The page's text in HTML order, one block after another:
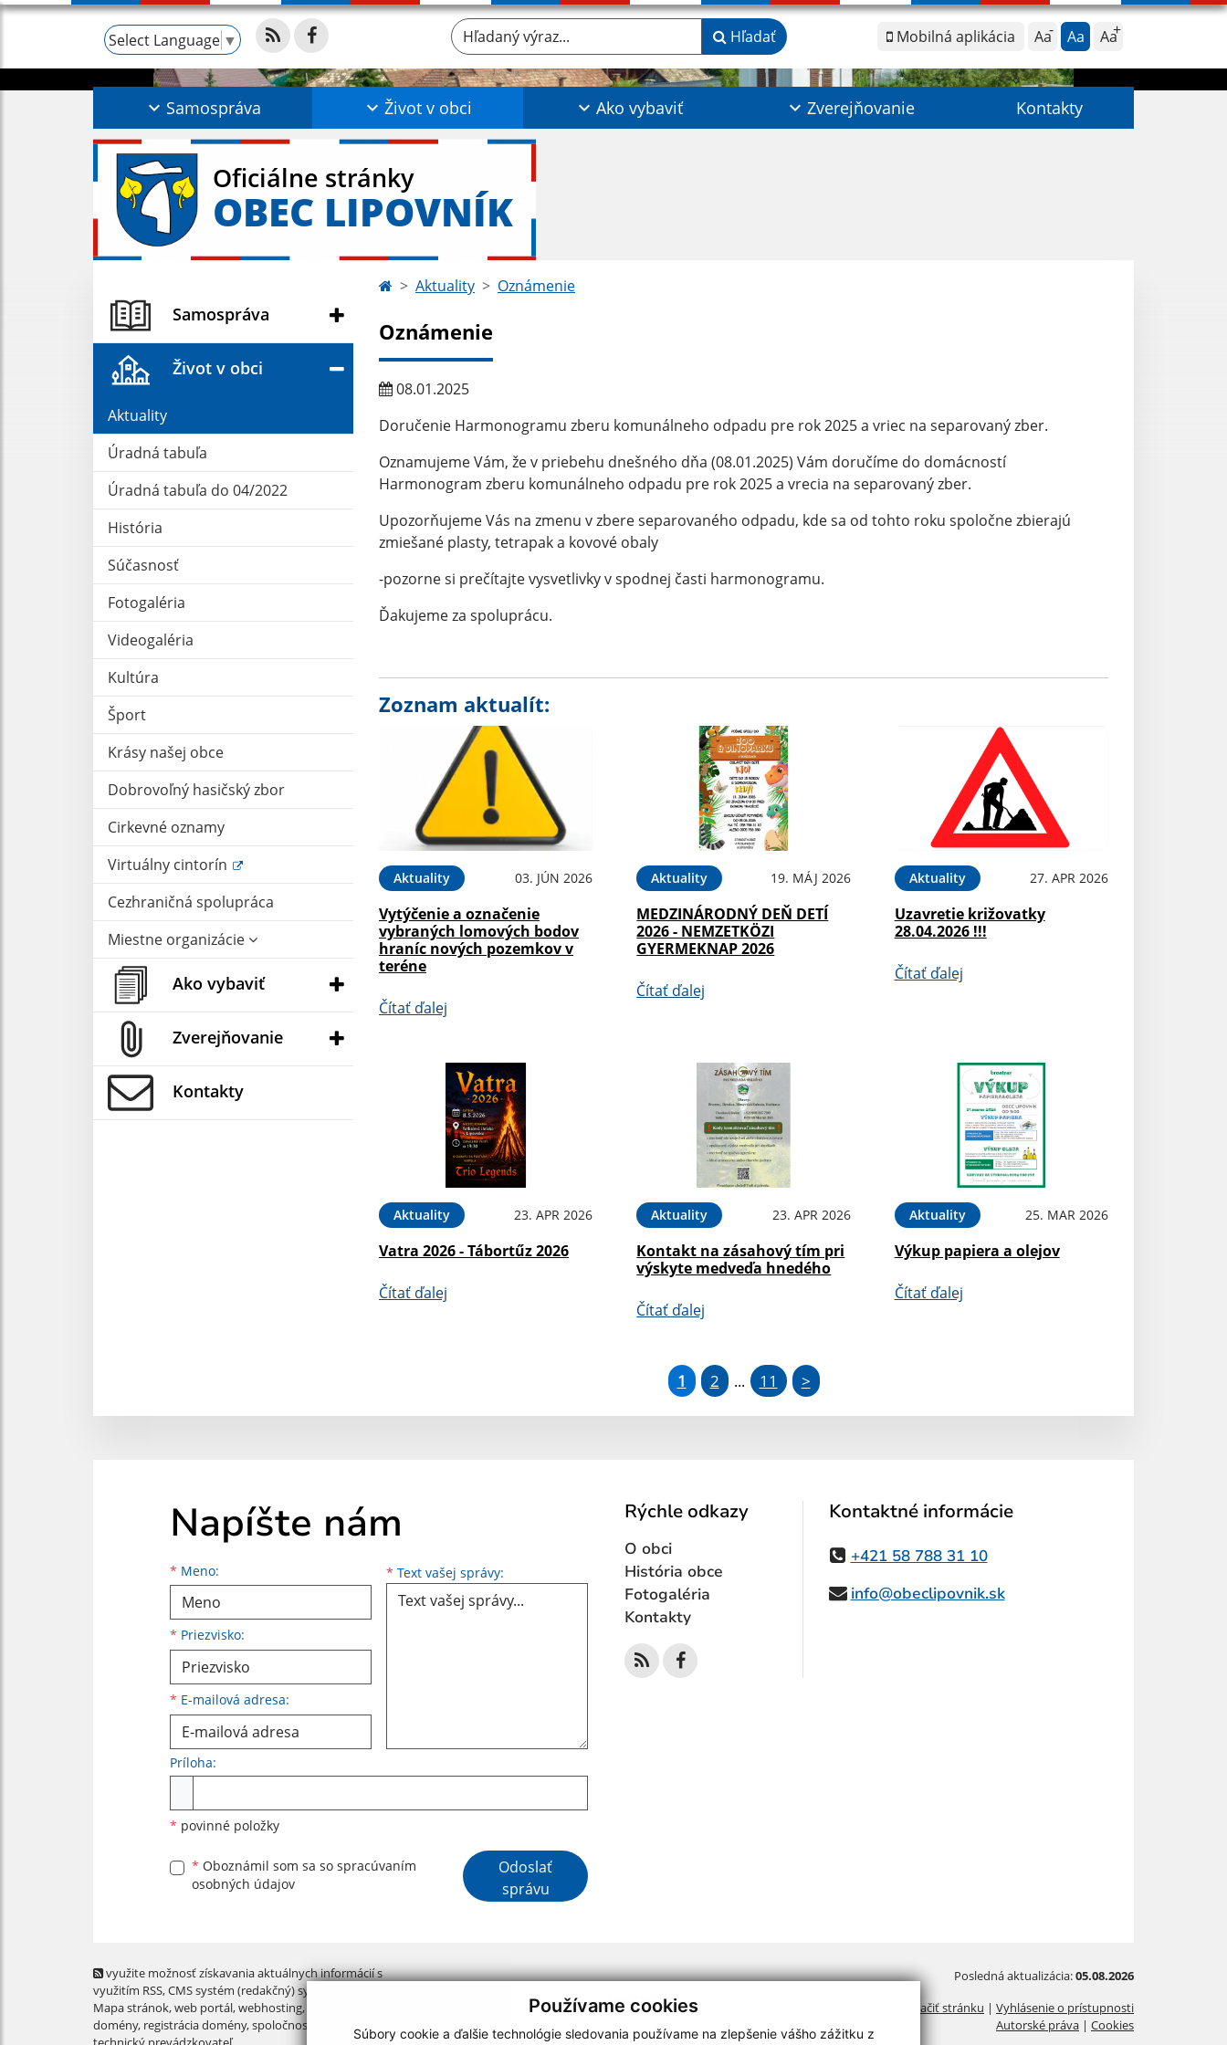
Používame cookies
Súbory cookie a ďalšie technológie sledovania používame na zlepšenie vášho zážitku z
Select Language ▼ Mobilná aplikácia Aa Aa Aa
Hľadaný výraz... Hľadať
Samospráva Život v obci Ako vybaviť Zverejňovanie Kontakty
Oficiálne stránky
OBEC LIPOVNÍK
Samospráva
Život v obci
Aktuality
Úradná tabuľa
Úradná tabuľa do 04/2022
História
Súčasnosť
Fotogaléria
Videogaléria
Kultúra
Šport
Krásy našej obce
Dobrovoľný hasičský zbor
Cirkevné oznamy
Virtuálny cintorín
Cezhraničná spolupráca
Miestne organizácie
Ako vybaviť
Zverejňovanie
Kontakty
Aktuality Oznámenie
Oznámenie
08.01.2025
Doručenie Harmonogramu zberu komunálneho odpadu pre rok 2025 a vriec na separovaný zber.
Oznamujeme Vám, že v priebehu dnešného dňa (08.01.2025) Vám doručíme do domácností
Harmonogram zberu komunálneho odpadu pre rok 2025 a vrecia na separovaný zber.
Upozorňujeme Vás na zmenu v zbere separovaného odpadu, kde sa od tohto roku spoločne zbierajú
zmiešané plasty, tetrapak a kovové obaly
-pozorne si prečítajte vysvetlivky v spodnej časti harmonogramu.
Ďakujeme za spoluprácu.
Zoznam aktualít:
Aktuality 03. JÚN 2026
Vytýčenie a označenie
vybraných lomových bodov
hraníc nových pozemkov v
teréne
Čítať ďalej
Aktuality 19. MÁJ 2026
MEDZINÁRODNÝ DEŇ DETÍ
2026 - NEMZETKÖZI
GYERMEKNAP 2026
Čítať ďalej
Aktuality 27. APR 2026
Uzavretie križovatky
28.04.2026 !!!
Čítať ďalej
Aktuality 23. APR 2026
Vatra 2026 - Tábortűz 2026
Čítať ďalej
Aktuality 23. APR 2026
Kontakt na zásahový tím pri
výskyte medveďa hnedého
Čítať ďalej
Aktuality 25. MAR 2026
Výkup papiera a olejov
Čítať ďalej
1 2 ... 11 >
Napíšte nám
* Meno:
Meno
* Priezvisko:
Priezvisko
* E-mailová adresa:
E-mailová adresa * Text vašej správy: Text vašej správy...
Príloha:
* povinné položky
* Oboznámil som sa so spracúvaním
osobných údajov
Google reCaptcha Response
Odoslať
správu
Rýchle odkazy
O obci
História obce
Fotogaléria
Kontakty
Kontaktné informácie
+421 58 788 31 10
info@obeclipovnik.sk
využite možnosť získavania aktuálnych informácií s
využitím RSS, CMS systém (redakčný) systém ECHELON 2,
Mapa stránok,web portál,webhosting,
domény, registrácia domény,spoločnosť webex.digital, s.r.o.
Posledná aktualizácia:05.08.2026
Vytlačiť stránku | Vyhlásenie o prístupnosti
Autorské práva | Cookies
webdesign|